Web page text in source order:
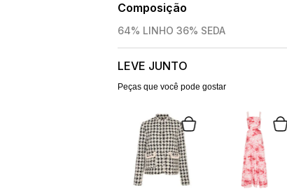
Composição
64% LINHO 36% SEDA
LEVE JUNTO
Peças que você pode gostar